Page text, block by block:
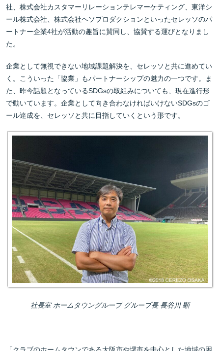
社、株式会社カスタマーリレーションテレマーケティング、東洋シ
ール株式会社、株式会社ヘソプロダクションといったセレッソのパ
ートナー企業4社が活動の趣旨に賛同し、協賛する運びとなりまし
た。
企業として無視できない地域課題解決を、セレッソと共に進めてい
く。こういった「協業」もパートナーシップの魅力の一つです。ま
た、昨今話題となっているSDGsの取組みについても、現在進行形
で動いています。企業として向き合わなければいけないSDGsのゴ
ール達成を、セレッソと共に目指していくという形です。
社長室 ホームタウングループ グループ長 長谷川 顕